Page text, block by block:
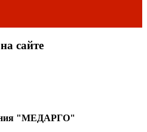
сайте
"МЕДАРГО"